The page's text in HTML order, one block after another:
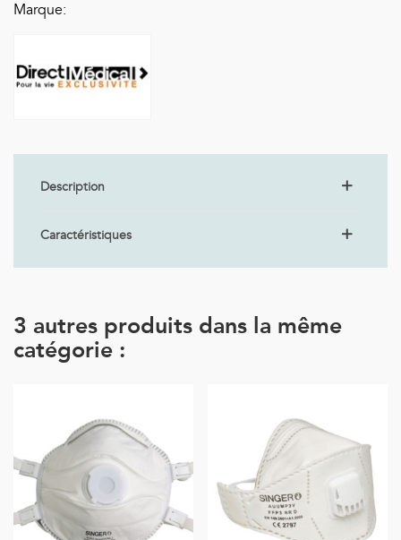
Marque:
Description
Caractéristiques
3 autres produits dans la même
catégorie :